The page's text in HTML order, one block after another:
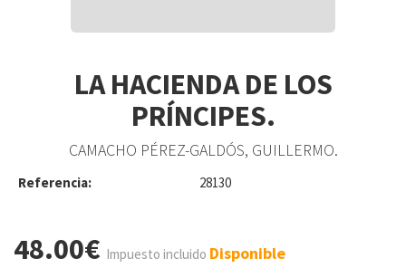
LA HACIENDA DE LOS
PRÍNCIPES.
CAMACHO PÉREZ-GALDÓS, GUILLERMO.
Referencia: 28130
48.00€ Impuesto incluido Disponible